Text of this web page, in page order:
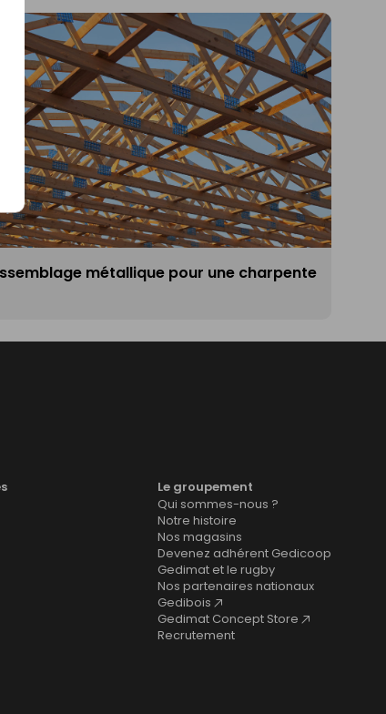
métallique pour une charpente
Le groupement
Qui sommes-nous ?
Notre histoire
Nos magasins
Devenez adhérent Gedicoop
Gedimat et le rugby
Nos partenaires nationaux
Gedibois
Gedimat Concept Store
Recrutement